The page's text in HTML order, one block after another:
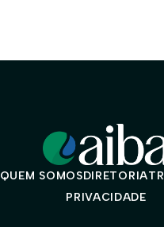
QUEM SOMOSDIRETORIA
PRIVACIDADE